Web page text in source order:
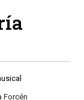
Forcén